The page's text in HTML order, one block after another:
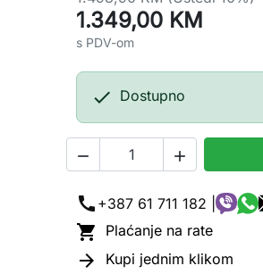
1.349,00 KM
s PDV-om
 Dostupno
 
call +387 61 711 182 |
 Plaćanje na rate
 Kupi jednim klikom